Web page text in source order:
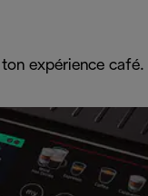
expérience café.